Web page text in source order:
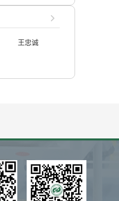
王忠诚